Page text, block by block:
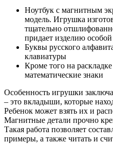
Ноутбук с магнитным
модель. Игрушка
тщательно
придает изделию
Буквы русского
клавиатуры
Кроме того на
математические знаки
Особенность игрушки
– это вкладыши, которые
Ребенок может взять их и
Магнитные детали прочно
Такая работа позволяет
примеры, а также читать и